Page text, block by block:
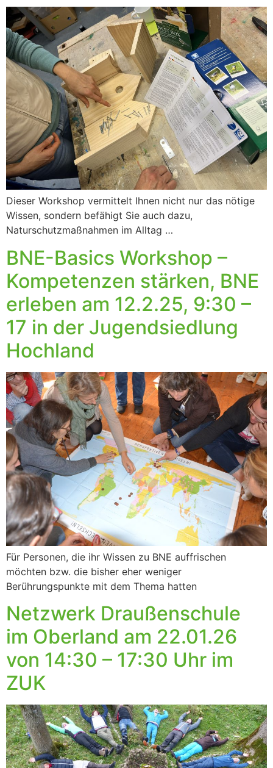
Dieser Workshop vermittelt Ihnen nicht nur das nötige
Wissen, sondern befähigt Sie auch dazu,
Naturschutzmaßnahmen im Alltag …
BNE-Basics Workshop –
Kompetenzen stärken, BNE
erleben am 12.2.25, 9:30 –
17 in der Jugendsiedlung
Hochland
Für Personen, die ihr Wissen zu BNE auffrischen
möchten bzw. die bisher eher weniger
Berührungspunkte mit dem Thema hatten
Netzwerk Draußenschule
im Oberland am 22.01.26
von 14:30 – 17:30 Uhr im
ZUK